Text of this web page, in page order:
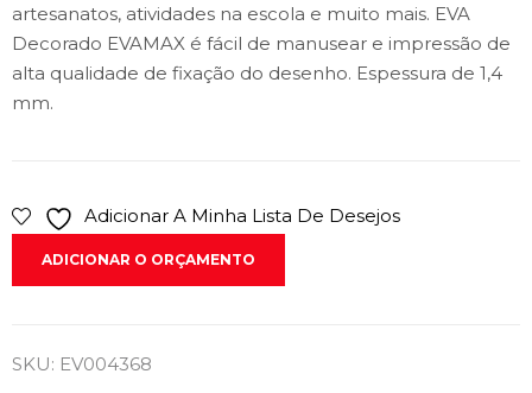
artesanatos, atividades na escola e muito mais. EVA
Decorado EVAMAX é fácil de manusear e impressão de
alta qualidade de fixação do desenho. Espessura de 1,4
mm.
Adicionar A Minha Lista De Desejos
ADICIONAR O ORÇAMENTO
SKU: EV004368